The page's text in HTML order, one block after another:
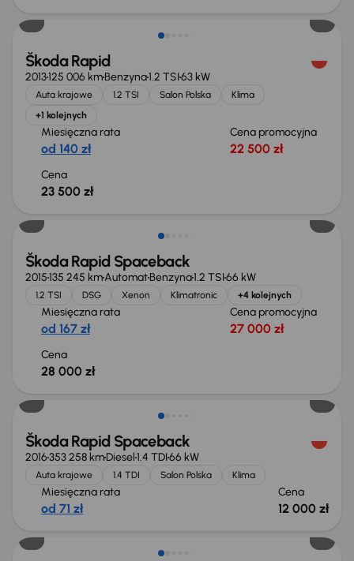
Škoda Rapid
2013125 006 kmBenzyna1.2 TSI63 kW
Auta krajowe 1.2 TSI Salon Polska
Klima
+1 kolejnych
Miesięczna rata
od 140 zł
Cena promocyjna
22 500 zł
Cena
23 500 zł
Škoda Rapid Spaceback
2015135 245 kmAutomatBenzyna1.2 TSI66 kW
1.2 TSI DSG Xenon Klimatronic +4 kolejnych
Miesięczna rata
od 167 zł
Cena promocyjna
27 000 zł
Cena
28 000 zł
Škoda Rapid Spaceback
2016353 258 kmDiesel1.4 TDI66 kW
Auta krajowe 1.4 TDI Salon Polska Klima
Miesięczna rata
od 71 zł
Cena
12 000 zł